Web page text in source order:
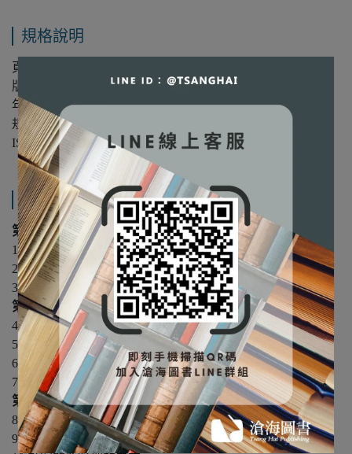
規格說明
頁數：304
版次：第1版
年份：2024年
規格：16開/平裝/單色
ISBN：9789863631606
產品內容與運送說明
第1篇 概念與理論基礎
1 顧客關係管理概述
2 關係價值與消費者洞察
3 服務科學與優異的顧客服務體驗
第2篇 策略與實務
4 了解顧客差異
5 關係強化：忠誠度與留存
6 顧客體驗管理
7 社群互動與顧客參與
第3篇 當代議題與未來展望
8 數位化轉型與顧客關係
9 責任與倫理：文化、企業社會責任與顧客關係管理